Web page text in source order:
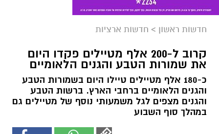
חדשות ראשון > חדשות ארציות
קרוב ל-200 אלף מטיילים פקדו היום
את שמורות הטבע והגנים הלאומיים
כ-180 אלף מטיילים טיילו היום בשמורות הטבע
והגנים הלאומיים ברחבי הארץ. ברשות הטבע
והגנים מצפים לגל משמעותי נוסף של מטיילים גם
במהלך סוף השבוע